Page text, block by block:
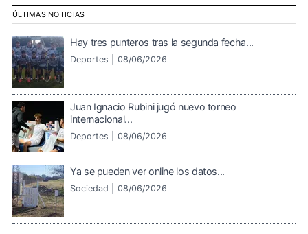
ÚLTIMAS NOTICIAS
Hay tres punteros tras la segunda fecha...
Deportes | 08/06/2026
Juan Ignacio Rubini jugó nuevo torneo
internacional...
Deportes | 08/06/2026
Ya se pueden ver online los datos...
Sociedad | 08/06/2026